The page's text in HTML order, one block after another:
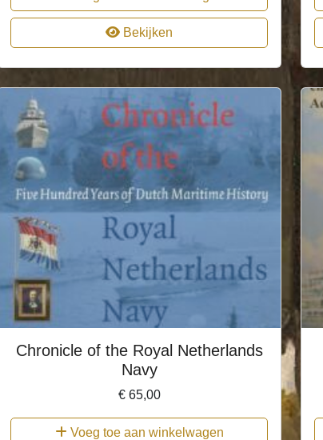
Bekijken
Chronicle of the Royal Netherlands
Navy
€65,00
Voeg toe aan winkelwagen